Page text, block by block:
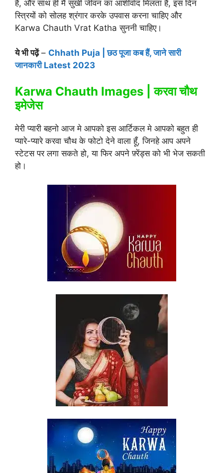
है, और साथ ही मैं सुखी जीवन का आशीर्वाद मिलता है, इस दिन
स्त्रियों को सोलह श्रंगार करके उपवास करना चाहिए और
Karwa Chauth Vrat Katha सुननी चाहिए।
ये भी पढ़ें– Chhath Puja | छठ पूजा कब हैं, जाने सारी
जानकारी Latest 2023
Karwa Chauth Images | करवा चौथ
इमेजेस
मेरी प्यारी बहनो आज मे आपको इस आर्टिकल मे आपको बहुत ही
प्यारे-प्यारे करवा चौथ के फोटो देने वाला हूँ, जिनहे आप अपने
स्टेटस पर लगा सकते हो, या फिर अपने फ़्रेंड्स को भी भेज सकती
हो।